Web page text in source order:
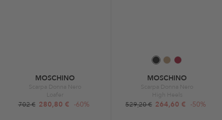
MOSCHINO
Scarpa Donna Nero
Loafer
702 € 280,80 € -60%
MOSCHINO
Scarpa Donna Nero
High Heels
529,20 € 264,60 € -50%